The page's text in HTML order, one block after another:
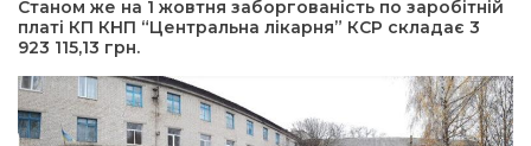
Станом же на 1 жовтня заборгованість по заробітній
платі КП КНП “Центральна лікарня” КСР складає 3
923 115,13 грн.